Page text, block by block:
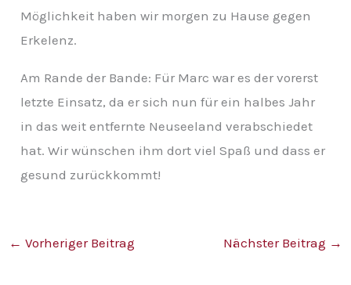
Möglichkeit haben wir morgen zu Hause gegen
Erkelenz.
Am Rande der Bande: Für Marc war es der vorerst
letzte Einsatz, da er sich nun für ein halbes Jahr
in das weit entfernte Neuseeland verabschiedet
hat. Wir wünschen ihm dort viel Spaß und dass er
gesund zurückkommt!
← Vorheriger Beitrag Nächster Beitrag →